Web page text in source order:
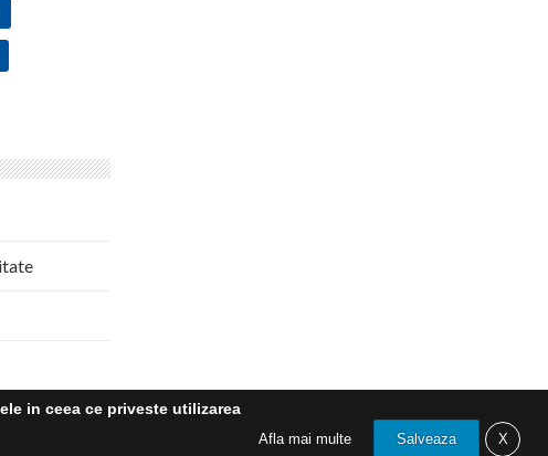
in ceea ce priveste utilizarea
Afla mai multe Salveaza X